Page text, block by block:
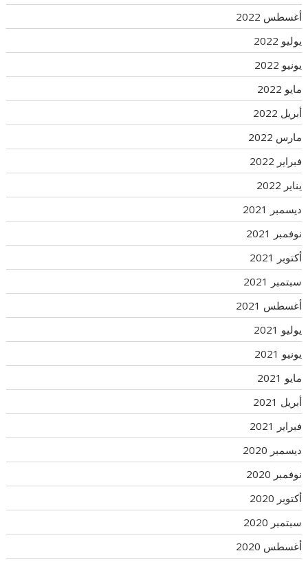
أغسطس 2022
يوليو 2022
يونيو 2022
مايو 2022
أبريل 2022
مارس 2022
فبراير 2022
يناير 2022
ديسمبر 2021
نوفمبر 2021
أكتوبر 2021
سبتمبر 2021
أغسطس 2021
يوليو 2021
يونيو 2021
مايو 2021
أبريل 2021
فبراير 2021
ديسمبر 2020
نوفمبر 2020
أكتوبر 2020
سبتمبر 2020
أغسطس 2020